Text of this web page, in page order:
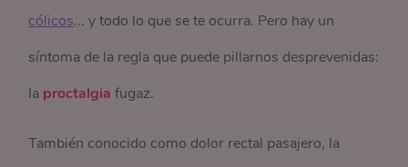
cólicos... y todo lo que se te ocurra. Pero hay un
síntoma de la regla que puede pillarnos desprevenidas:
la proctalgia fugaz.
También conocido como dolor rectal pasajero, la